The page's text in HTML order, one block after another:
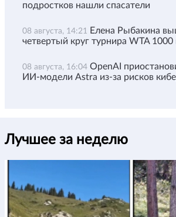
подростков нашли спасатели
08 августа, 14:21 Елена Рыбакина
четвертый круг турнира WTA 1000
08 августа, 16:04 OpenAI
ИИ-модели Astra из-за рисков
Лучшее за неделю